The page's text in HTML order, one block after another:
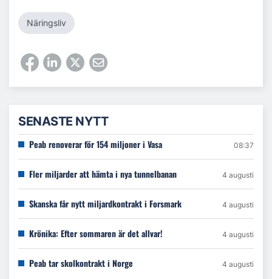
Näringsliv
SENASTE NYTT
Peab renoverar för 154 miljoner i Vasa 08:37
Fler miljarder att hämta i nya tunnelbanan 4 augusti
Skanska får nytt miljardkontrakt i Forsmark 4 augusti
Krönika: Efter sommaren är det allvar! 4 augusti
Peab tar skolkontrakt i Norge 4 augusti